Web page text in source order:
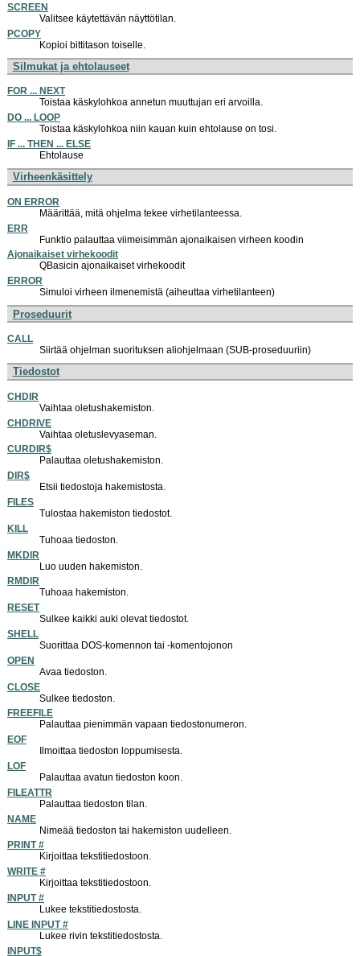
SCREEN
Valitsee käytettävän näyttötilan.
PCOPY
Kopioi bittitason toiselle.
Silmukat ja ehtolauseet
FOR ... NEXT
Toistaa käskylohkoa annetun muuttujan eri arvoilla.
DO ... LOOP
Toistaa käskylohkoa niin kauan kuin ehtolause on tosi.
IF ... THEN ... ELSE
Ehtolause
Virheenkäsittely
ON ERROR
Määrittää, mitä ohjelma tekee virhetilanteessa.
ERR
Funktio palauttaa viimeisimmän ajonaikaisen virheen koodin
Ajonaikaiset virhekoodit
QBasicin ajonaikaiset virhekoodit
ERROR
Simuloi virheen ilmenemistä (aiheuttaa virhetilanteen)
Proseduurit
CALL
Siirtää ohjelman suorituksen aliohjelmaan (SUB-proseduuriin)
Tiedostot
CHDIR
Vaihtaa oletushakemiston.
CHDRIVE
Vaihtaa oletuslevyaseman.
CURDIR$
Palauttaa oletushakemiston.
DIR$
Etsii tiedostoja hakemistosta.
FILES
Tulostaa hakemiston tiedostot.
KILL
Tuhoaa tiedoston.
MKDIR
Luo uuden hakemiston.
RMDIR
Tuhoaa hakemiston.
RESET
Sulkee kaikki auki olevat tiedostot.
SHELL
Suorittaa DOS-komennon tai -komentojonon
OPEN
Avaa tiedoston.
CLOSE
Sulkee tiedoston.
FREEFILE
Palauttaa pienimmän vapaan tiedostonumeron.
EOF
Ilmoittaa tiedoston loppumisesta.
LOF
Palauttaa avatun tiedoston koon.
FILEATTR
Palauttaa tiedoston tilan.
NAME
Nimeää tiedoston tai hakemiston uudelleen.
PRINT #
Kirjoittaa tekstitiedostoon.
WRITE #
Kirjoittaa tekstitiedostoon.
INPUT #
Lukee tekstitiedostosta.
LINE INPUT #
Lukee rivin tekstitiedostosta.
INPUT$